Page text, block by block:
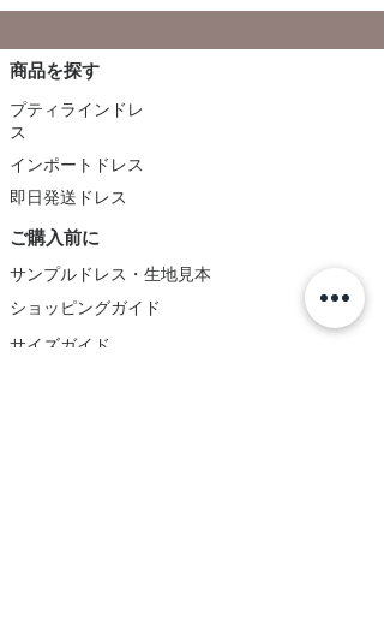
商品を探す
プティラインドレ
ス
インポートドレス
即日発送ドレス
ご購入前に
サンプルドレス・生地見本
ショッピングガイド
サイズガイド